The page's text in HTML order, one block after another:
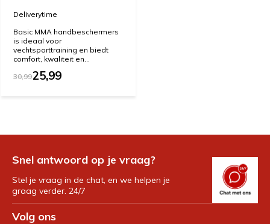
Deliverytime
Basic MMA handbeschermers
is ideaal voor
vechtsporttraining en biedt
comfort, kwaliteit en...
30,9925,99
Snel antwoord op je vraag?
Stel je vraag in de chat, en we helpen je
graag verder. 24/7
Volg ons